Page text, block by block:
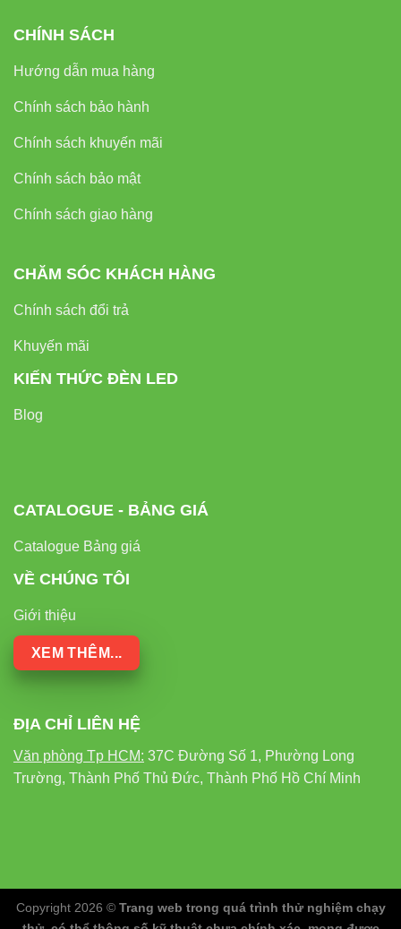
CHÍNH SÁCH
Hướng dẫn mua hàng
Chính sách bảo hành
Chính sách khuyến mãi
Chính sách bảo mật
Chính sách giao hàng
CHĂM SÓC KHÁCH HÀNG
Chính sách đổi trả
Khuyến mãi
KIẾN THỨC ĐÈN LED
Blog
CATALOGUE - BẢNG GIÁ
Catalogue Bảng giá
VỀ CHÚNG TÔI
Giới thiệu
XEM THÊM...
ĐỊA CHỈ LIÊN HỆ
Văn phòng Tp HCM: 37C Đường Số 1, Phường Long
Trường, Thành Phố Thủ Đức, Thành Phố Hồ Chí Minh
Copyright 2026 © Trang web trong quá trình thử nghiệm chạy